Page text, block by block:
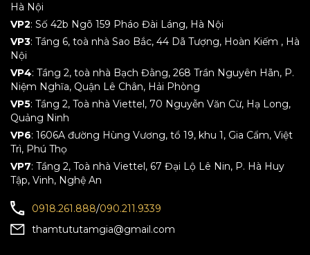
Hà Nội
VP2: Số 42b Ngõ 159 Pháo Đài Láng, Hà Nội
VP3: Tầng 6, toà nhà Sao Bắc, 44 Dã Tượng, Hoàn Kiếm , Hà
Nội
VP4: Tầng 2, toà nhà Bạch Đằng, 268 Trần Nguyên Hãn, P.
Niệm Nghĩa, Quận Lê Chân, Hải Phòng
VP5: Tầng 2, Toà nhà Viettel, 70 Nguyễn Văn Cừ, Hạ Long,
Quảng Ninh
VP6: 1606A đường Hùng Vương, tổ 19, khu 1, Gia Cẩm, Việt
Trì, Phú Thọ
VP7: Tầng 2, Toà nhà Viettel, 67 Đại Lộ Lê Nin, P. Hà Huy
Tập, Vinh, Nghệ An
0918.261.888/090.211.9339
thamtututamgia@gmail.com